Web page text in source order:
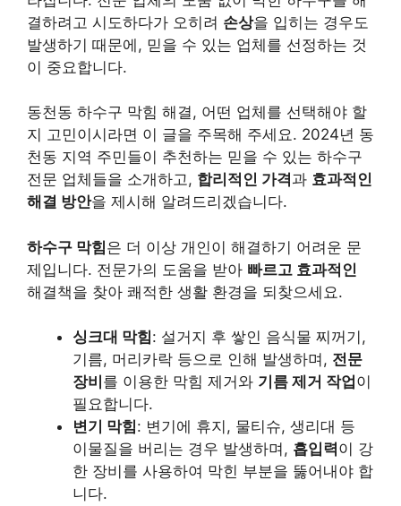
결하려고 시도하다가 오히려 손상을 입히는 경우도
발생하기 때문에, 믿을 수 있는 업체를 선정하는 것
이 중요합니다.
동천동 하수구 막힘 해결, 어떤 업체를 선택해야 할
지 고민이시라면 이 글을 주목해 주세요. 2024년 동
천동 지역 주민들이 추천하는 믿을 수 있는 하수구
전문 업체들을 소개하고, 합리적인 가격과 효과적인
해결 방안을 제시해 알려드리겠습니다.
하수구 막힘은 더 이상 개인이 해결하기 어려운 문
제입니다. 전문가의 도움을 받아 빠르고 효과적인
해결책을 찾아 쾌적한 생활 환경을 되찾으세요.
싱크대 막힘: 설거지 후 쌓인 음식물 찌꺼기,
기름, 머리카락 등으로 인해 발생하며, 전문
장비 를 이용한 막힘 제거와 기름 제거 작업 이
필요합니다.
변기 막힘: 변기에 휴지, 물티슈, 생리대 등
이물질을 버리는 경우 발생하며, 흡입력이 강
한 장비를 사용하여 막힌 부분을 뚫어내야 합
니다.